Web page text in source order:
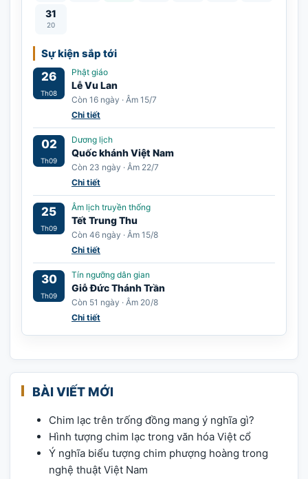
31
20
Sự kiện sắp tới
26
Th08
Phật giáo
Lễ Vu Lan
Còn 16 ngày · Âm 15/7
Chi tiết
02
Th09
Dương lịch
Quốc khánh Việt Nam
Còn 23 ngày · Âm 22/7
Chi tiết
25
Th09
Âm lịch truyền thống
Tết Trung Thu
Còn 46 ngày · Âm 15/8
Chi tiết
30
Th09
Tín ngưỡng dân gian
Giỗ Đức Thánh Trần
Còn 51 ngày · Âm 20/8
Chi tiết
BÀI VIẾT MỚI
Chim lạc trên trống đồng mang ý nghĩa gì?
Hình tượng chim lạc trong văn hóa Việt cổ
Ý nghĩa biểu tượng chim phượng hoàng trong
nghệ thuật Việt Nam